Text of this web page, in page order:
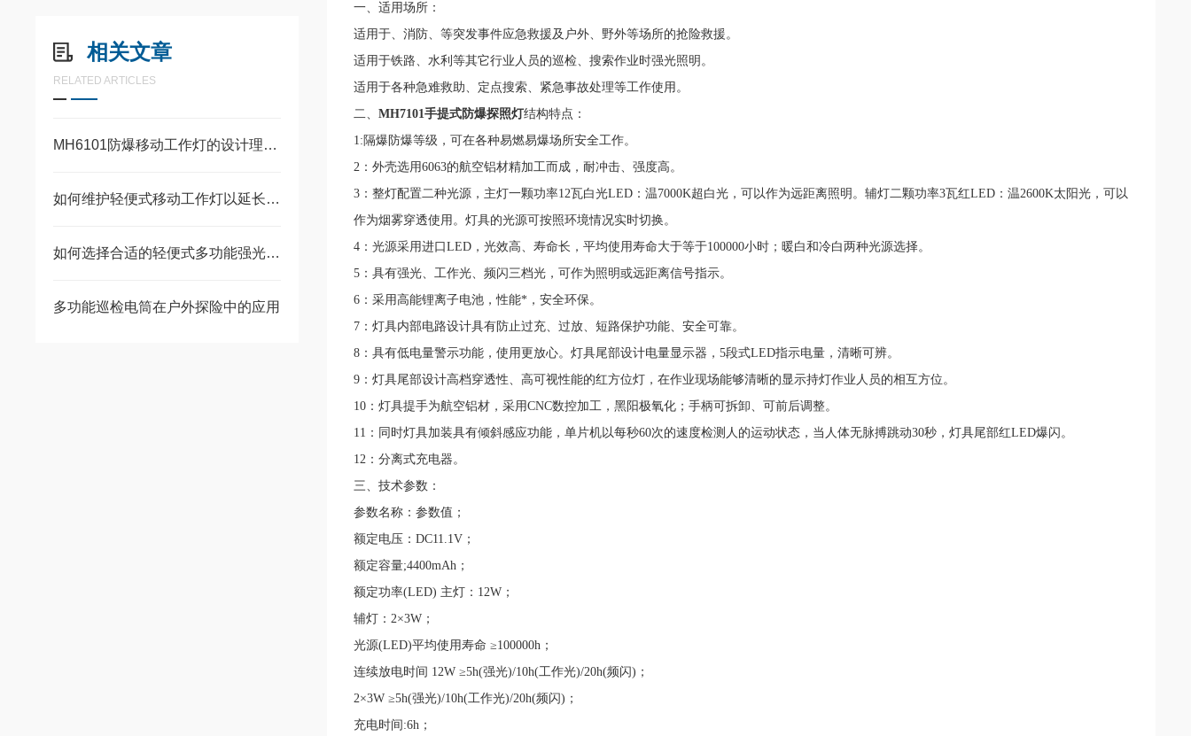
相关文章
RELATED ARTICLES
MH6101防爆移动工作灯的设计理念与技术特点
如何维护轻便式移动工作灯以延长其使用寿命？
如何选择合适的轻便式多功能强光工作灯？
多功能巡检电筒在户外探险中的应用
一、适用场所：
适用于、消防、等突发事件应急救援及户外、野外等场所的抢险救援。
适用于铁路、水利等其它行业人员的巡检、搜索作业时强光照明。
适用于各种急难救助、定点搜索、紧急事故处理等工作使用。
二、 MH7101手提式防爆探照灯结构特点：
1:隔爆防爆等级，可在各种易燃易爆场所安全工作。
2：外壳选用6063的航空铝材精加工而成，耐冲击、强度高。
3：整灯配置二种光源，主灯一颗功率12瓦白光LED：温7000K超白光，可以作为远距离照明。辅灯二颗功率3瓦红LED：温2600K太阳光，可以
作为烟雾穿透使用。灯具的光源可按照环境情况实时切换。
4：光源采用进口LED，光效高、寿命长，平均使用寿命大于等于100000小时；暖白和冷白两种光源选择。
5：具有强光、工作光、频闪三档光，可作为照明或远距离信号指示。
6：采用高能锂离子电池，性能*，安全环保。
7：灯具内部电路设计具有防止过充、过放、短路保护功能、安全可靠。
8：具有低电量警示功能，使用更放心。灯具尾部设计电量显示器，5段式LED指示电量，清晰可辨。
9：灯具尾部设计高档穿透性、高可视性能的红方位灯，在作业现场能够清晰的显示持灯作业人员的相互方位。
10：灯具提手为航空铝材，采用CNC数控加工，黑阳极氧化；手柄可拆卸、可前后调整。
11：同时灯具加装具有倾斜感应功能，单片机以每秒60次的速度检测人的运动状态，当人体无脉搏跳动30秒，灯具尾部红LED爆闪。
12：分离式充电器。
三、技术参数：
参数名称：参数值；
额定电压：DC11.1V；
额定容量;4400mAh；
额定功率(LED) 主灯：12W；
辅灯：2×3W；
光源(LED)平均使用寿命 ≥100000h；
连续放电时间 12W ≥5h(强光)/10h(工作光)/20h(频闪)；
2×3W ≥5h(强光)/10h(工作光)/20h(频闪)；
充电时间:6h；